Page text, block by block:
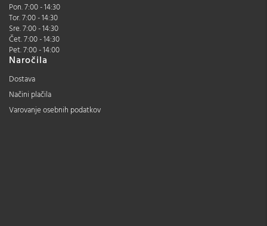
Pon. 7:00 - 14:30
Tor. 7:00 - 14:30
Sre. 7:00 - 14:30
Čet. 7:00 - 14:30
Pet. 7:00 - 14:00
Naročila
Dostava
Načini plačila
Varovanje osebnih podatkov